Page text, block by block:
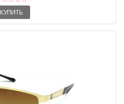
КУПИТЬ